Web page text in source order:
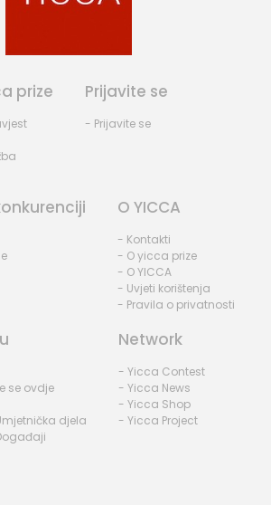
prize Prijavite se
- Prijavite se
O YICCA
- Kontakti
- O yicca prize
- O YICCA
- Uvjeti korištenja
- Pravila o privatnosti
se ovdje
djela
Network
- Yicca Contest
- Yicca News
- Yicca Shop
- Yicca Project